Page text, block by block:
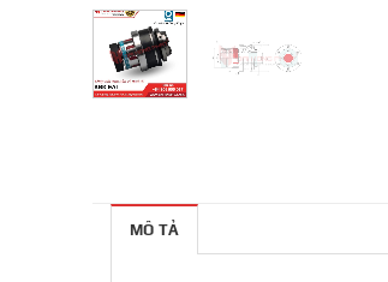
MÔ TẢ